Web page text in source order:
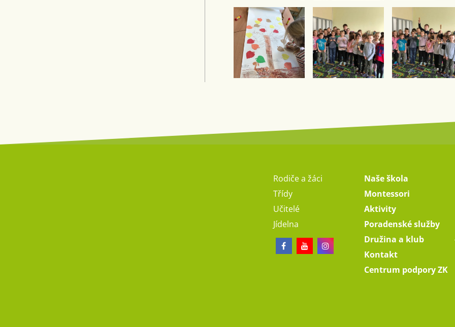
Rodiče a žáci
Třídy
Učitelé
Jídelna
Naše škola
Montessori
Aktivity
Poradenské služby
Družina a klub
Kontakt
Centrum podpory ZK